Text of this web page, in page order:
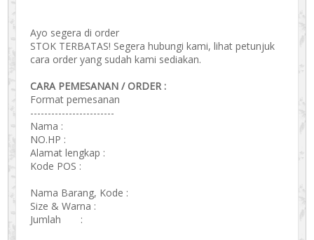
Ayo segera di order
STOK TERBATAS! Segera hubungi kami, lihat petunjuk
cara order yang sudah kami sediakan.
CARA PEMESANAN / ORDER :
Format pemesanan
------------------------
Nama :
NO.HP :
Alamat lengkap :
Kode POS :
Nama Barang, Kode :
Size & Warna :
Jumlah :